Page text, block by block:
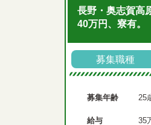
長野・奥志賀高
40万円、寮有。
募集職種
募集年齢 25
給与
35